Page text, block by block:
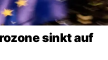
sinkt auf